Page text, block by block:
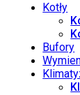
Kotły
Bufory